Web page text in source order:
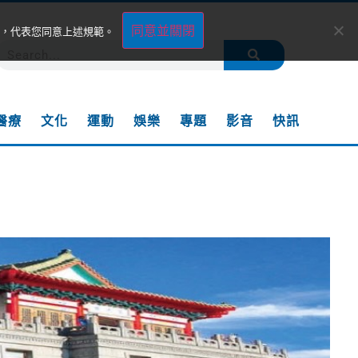
療 文化 運動 娛樂 專題 影音 快訊
代表您同意上述規範。 同意並關閉